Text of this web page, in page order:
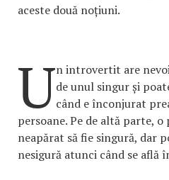
aceste două noțiuni.
Un introvertit are
de unul singur și
când e înconjurat
persoane. Pe de altă parte,
neapărat să fie singură, dar
nesigură atunci când se află